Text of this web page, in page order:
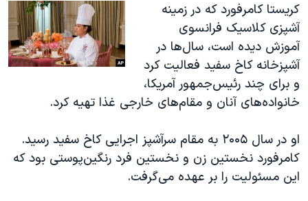
کریستا کامرفورد که در زمینه
آشپزی کلاسیک فرانسوی
آموزش دیده است، سال‌ها در
آشپزخانه کاخ سفید فعالیت کرد
و برای چند رئیس‌جمهور آمریکا،
خانواده‌های آنان و مقام‌های خارجی غذا تهیه کرد.
او در سال ۲۰۰۵ به مقام سرآشپز اجرایی کاخ سفید رسید.
کامرفورد نخستین زن و نخستین فرد رنگین‌پوستی بود که
این مسئولیت را بر عهده می‌گرفت.